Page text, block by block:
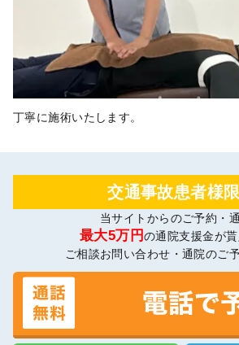
丁寧に施術いたします。
交通事故患者様
当サイトからのご予約・
最大5万円の通院支援金が貰
ご相談お問い合わせ・通院のご